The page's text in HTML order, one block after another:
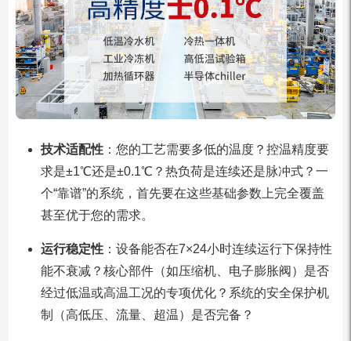
技术适配性：您的工艺需要多低的温度？控温精度要
求是±1℃还是±0.1℃？热负荷是连续还是脉冲式？一
个“靠谱”的系统，首先要在这些基础参数上完全覆盖
甚至优于您的需求。
运行稳定性：设备能否在7×24小时连续运行下保持性
能不衰减？核心部件（如压缩机、电子膨胀阀）是否
经过低温或高温工况的专项优化？系统的安全保护机
制（高低压、流量、超温）是否完备？